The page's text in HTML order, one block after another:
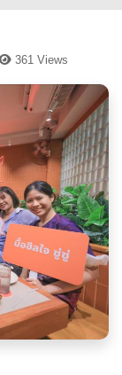
361 Views